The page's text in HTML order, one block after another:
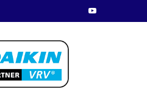
Youtube